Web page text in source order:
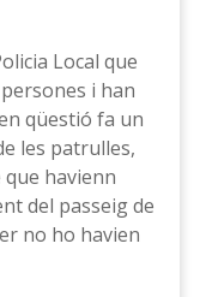
Local que
i han
qüestió fa un
les patrulles,
havienn
del passeig de
no ho havien